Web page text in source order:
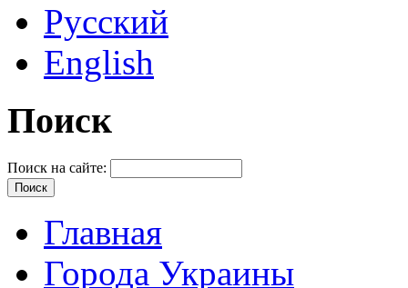
Русский
English
Поиск
Поиск на сайте:
Главная
Города Украины